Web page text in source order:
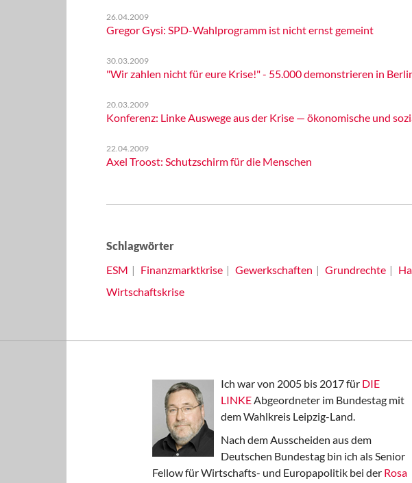
26.04.2009
Gregor Gysi: SPD-Wahlprogramm ist nicht ernst gemeint
30.03.2009
"Wir zahlen nicht für eure Krise!" - 55.000 demonstrieren in
20.03.2009
Konferenz: Linke Auswege aus der Krise — ökonomische und
22.04.2009
Axel Troost: Schutzschirm für die Menschen
Schlagwörter
ESM
Finanzmarktkrise Gewerkschaften Grundrechte
Wirtschaftskrise
Ich war von 2005 bis 2017 für DIE
LINKEAbgeordneter im Bundestag mit
dem Wahlkreis Leipzig-Land.
Nach dem Ausscheiden aus dem
Deutschen Bundestag bin ich als Senior
Fellow für Wirtschafts- und Europapolitik bei der Rosa